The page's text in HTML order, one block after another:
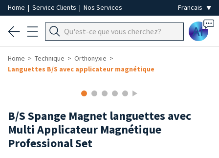
Home | Service Clients | Nos Services
Ai
Home Technique
Orthonyxie
Languettes B/S avec applicateur magnétique
B/S Spange Magnet languettes avec
Multi Applicateur Magnétique
Professional Set